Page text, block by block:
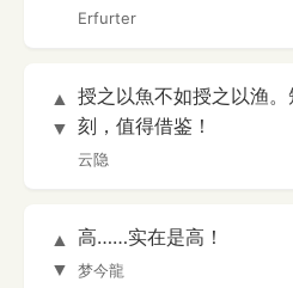
Erfurter
▲
▼
授之以魚不如授之以渔
刻，值得借鉴！
云隐
▲
▼
高……实在是高！
梦今龍